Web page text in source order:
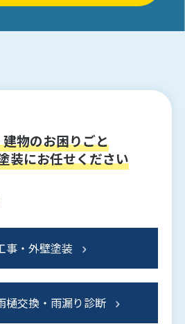
物のお困りごと
装にお任せください
事・外壁塗装
樋交換・雨漏り診断